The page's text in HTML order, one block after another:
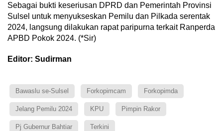
Sebagai bukti keseriusan DPRD dan Pemerintah Provinsi
Sulsel untuk menyukseskan Pemilu dan Pilkada serentak
2024, langsung dilakukan rapat paripurna terkait Ranperda
APBD Pokok 2024. (*Sir)
Editor: Sudirman
Bawaslu se-Sulsel Forkopimcam Forkopimda
Jelang Pemilu 2024 KPU Pimpin Rakor
Pj Gubernur Bahtiar Terkini